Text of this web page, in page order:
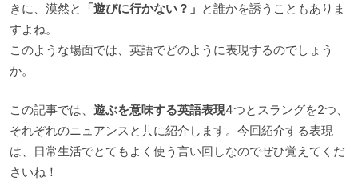
きに、漠然と
「遊びに行かない？」 と誰かを誘うこともありま
すよね。
このような場面では、英語でどのように表現するのでしょう
か。
この記事では、 遊ぶを意味する英語表現4つとスラングを2つ、
それぞれのニュアンスと共に紹介します。今回紹介する表現
は、日常生活でとてもよく使う言い回しなのでぜひ覚えてくだ
さいね！